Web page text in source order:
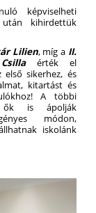
képviselheti
kihirdettük
Lilien, míg a II.
érték el
első sikerhez, és
kitartást és
A többi
ők is ápolják
módon,
iskolánk